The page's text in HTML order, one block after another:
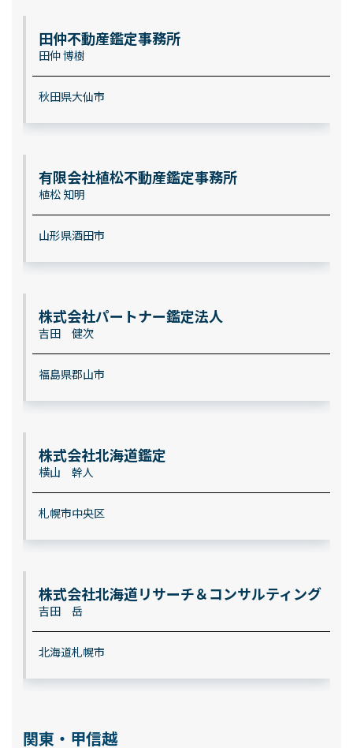
田仲不動産鑑定事務所
田仲 博樹
秋田県大仙市
有限会社植松不動産鑑定事務所
植松 知明
山形県酒田市
株式会社パートナー鑑定法人
吉田 健次
福島県郡山市
株式会社北海道鑑定
横山 幹人
札幌市中央区
株式会社北海道リサーチ＆コンサルティング
吉田 岳
北海道札幌市
関東・甲信越